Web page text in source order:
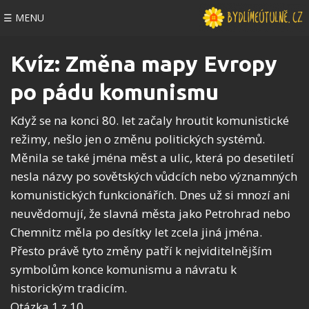
☰ MENU
Kvíz: Změna mapy Evropy
po pádu komunismu
Když se na konci 80. let začaly hroutit komunistické
režimy, nešlo jen o změnu politických systémů.
Měnila se také jména měst a ulic, která po desetiletí
nesla názvy po sovětských vůdcích nebo významných
komunistických funkcionářích. Dnes už si mnozí ani
neuvědomují, že slavná města jako Petrohrad nebo
Chemnitz měla po desítky let zcela jiná jména.
Přesto právě tyto změny patří k nejviditelnějším
symbolům konce komunismu a návratu k
historickým tradicím.